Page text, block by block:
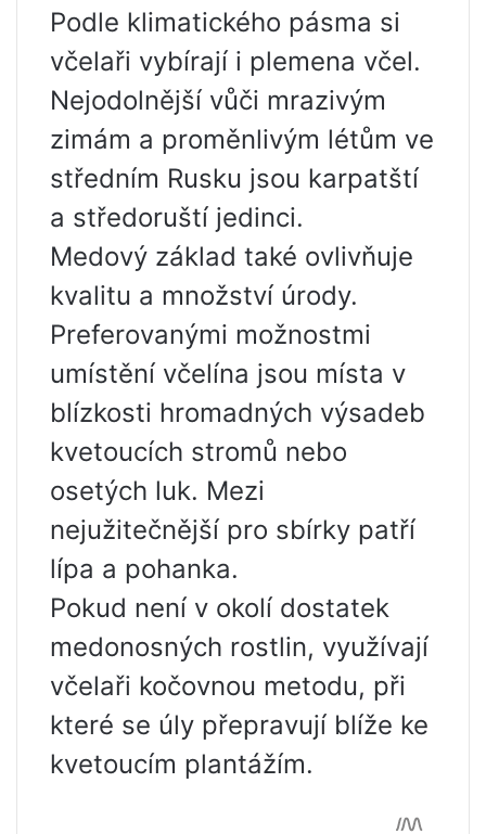
Podle klimatického pásma si
včelaři vybírají i plemena včel.
Nejodolnější vůči mrazivým
zimám a proměnlivým létům ve
středním Rusku jsou karpatští
a středoruští jedinci.
Medový základ také ovlivňuje
kvalitu a množství úrody.
Preferovanými možnostmi
umístění včelína jsou místa v
blízkosti hromadných výsadeb
kvetoucích stromů nebo
osetých luk. Mezi
nejužitečnější pro sbírky patří
lípa a pohanka.
Pokud není v okolí dostatek
medonosných rostlin, využívají
včelaři kočovnou metodu, při
které se úly přepravují blíže ke
kvetoucím plantážím.